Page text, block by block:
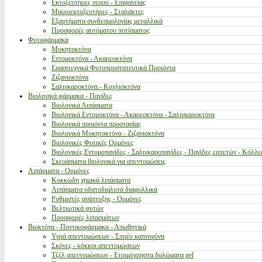
Εκτοξευτήρες νερού - Επιφανείας
Μικροεκτοξευτήρες - Σταλάκτες
Εξαρτήματα συνδεσμολογίας μεταλλικά
Προσφορές αυτόματου ποτίσματος
Φυτοφάρμακα
Μυκητοκτόνα
Εντομοκτόνα - Ακαρεοκτόνα
Ερασιτεχνικά Φυτοπροστατευτικά Προιόντα
Ζιζανιοκτόνα
Σαλιγκαροκτόνα - Κοχλιοκτόνα
Βιολογικά φάρμακα - Παγίδες
Βιολογικά Λιπάσματα
Βιολογικά Εντομοκτόνα - Ακαρεοκτόνα - Σαλιγκαροκτόνα
Βιολογικά προιόντα προστασίας
Βιολογικά Μυκητοκτόνα - Ζιζανιοκτόνα
Βιολογικές Φυτικές Ορμόνες
Βιολογικές Εντομοπαγίδες - Σαλιγκαροπαγίδες - Παγίδες ερπετών -
Σκευάσματα βιολογικά για απεντομώσεις
Λιπάσματα - Ορμόνες
Κοκκώδη χημικά λιπάσματα
Λιπάσματα υδατοδιαλυτά διαφυλλικά
Ρυθμιστές ανάπτυξης - Ορμόνες
Βελτιωτικά φυτών
Προσφορές λιπασμάτων
Βιοκτόνα - Ποντικοφάρμακα - Απωθητικά
Υγρά απεντομώσεων - Σπρέυ καπνογόνα
Σκόνες - κόκκοι απεντομώσεων
Τζέλ απεντομώσεων - Ετοιμόχρηστα δολώματα gel